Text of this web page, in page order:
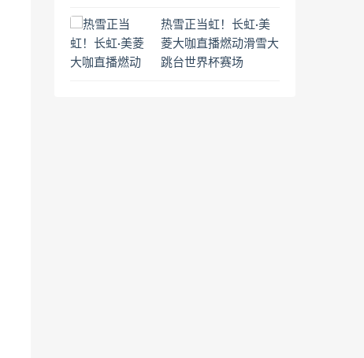
热雪正当虹！长虹·美
菱大咖直播燃动滑雪大
跳台世界杯赛场